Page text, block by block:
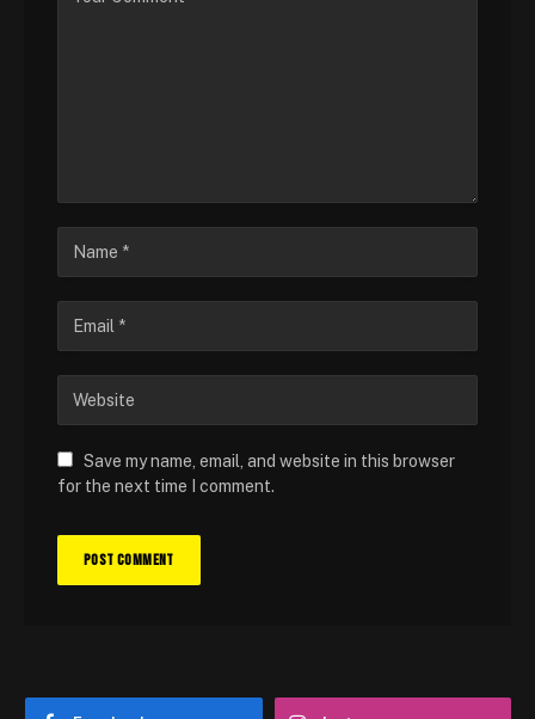
Save my name, email, and website in this browser
for the next time I comment.